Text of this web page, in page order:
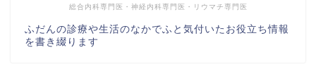
総合内科専門医・神経内科専門医・リウマチ専門医
ふだんの診療や生活のなかでふと気付いたお役立ち情報
を書き綴ります